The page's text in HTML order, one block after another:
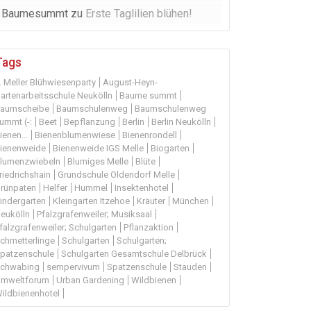
Baumesummt zu Erste Taglilien blühen!
Meller Blühwiesenparty
August-Heyn-
Neukölln
Baume summt
Baumschulenweg
Baumschulenweg
(-:
Beet Bepflanzung Berlin
Berlin Neukölln
Bienenblumenwiese
Bienenrondell
Bienenweide IGS Melle
Biogarten
Blumiges Melle
Blüte
Grundschule Oldendorf Melle
Helfer Hummel
Insektenhotel
Kleingarten Itzehoe Kräuter
München
Pfalzgrafenweiler; Musiksaal
Schulgarten
Pflanzaktion
Schulgarten
Schulgarten;
Schulgarten Gesamtschule Delbrück
sempervivum Spatzenschule
Stauden
Urban Gardening
Wildbienen